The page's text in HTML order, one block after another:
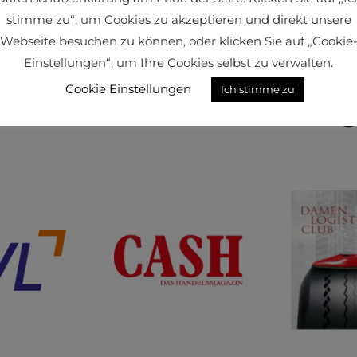
Ideelle Partner der
im Sektor
stimme zu“, um Cookies zu akzeptieren und direkt unsere
Webseite besuchen zu können, oder klicken Sie auf „Cookie-
Einstellungen“, um Ihre Cookies selbst zu verwalten.
Cookie Einstellungen
Ich stimme zu